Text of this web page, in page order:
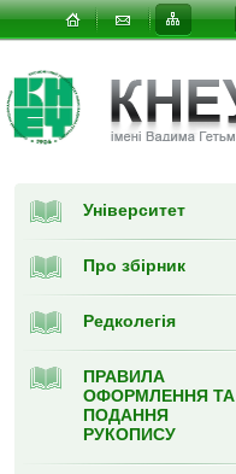
Університет
Про збірник
Редколегія
ПРАВИЛА
ОФОРМЛЕННЯ ТА
ПОДАННЯ
РУКОПИСУ